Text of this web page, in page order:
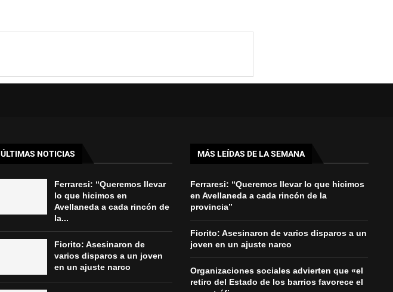
ÚLTIMAS NOTICIAS
Ferraresi: “Queremos llevar
lo que hicimos en
Avellaneda a cada rincón de
la...
Fiorito: Asesinaron de
varios disparos a un joven
en un ajuste narco
MÁS LEÍDAS DE LA SEMANA
Ferraresi: “Queremos llevar lo que hicimos
en Avellaneda a cada rincón de la
provincia”
Fiorito: Asesinaron de varios disparos a un
joven en un ajuste narco
Organizaciones sociales advierten que «el
retiro del Estado de los barrios favorece el